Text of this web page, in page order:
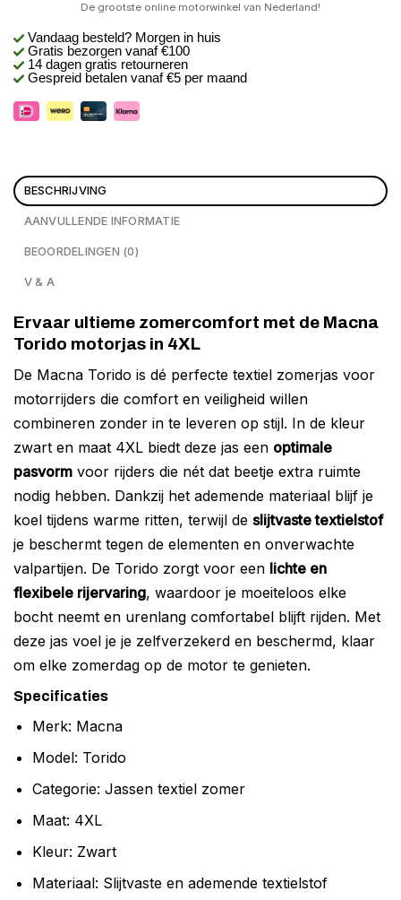
De grootste online motorwinkel van Nederland!
Vandaag besteld? Morgen in huis
Gratis bezorgen vanaf €100
14 dagen gratis retourneren
Gespreid betalen vanaf €5 per maand
BESCHRIJVING
AANVULLENDE INFORMATIE
BEOORDELINGEN (0)
V & A
Ervaar ultieme zomercomfort met de Macna
Torido motorjas in 4XL
De Macna Torido is dé perfecte textiel zomerjas voor
motorrijders die comfort en veiligheid willen
combineren zonder in te leveren op stijl. In de kleur
zwart en maat 4XL biedt deze jas een optimale
pasvorm voor rijders die nét dat beetje extra ruimte
nodig hebben. Dankzij het ademende materiaal blijf je
koel tijdens warme ritten, terwijl de slijtvaste textielstof
je beschermt tegen de elementen en onverwachte
valpartijen. De Torido zorgt voor een lichte en
flexibele rijervaring, waardoor je moeiteloos elke
bocht neemt en urenlang comfortabel blijft rijden. Met
deze jas voel je je zelfverzekerd en beschermd, klaar
om elke zomerdag op de motor te genieten.
Specificaties
Merk: Macna
Model: Torido
Categorie: Jassen textiel zomer
Maat: 4XL
Kleur: Zwart
Materiaal: Slijtvaste en ademende textielstof